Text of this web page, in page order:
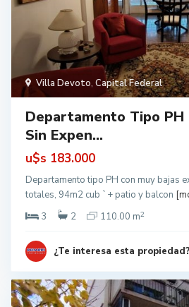
Villa Devoto, Capital Federal
Departamento Tipo PH
Sin Expen...
u$s 183.000
Departamento tipo PH con muy bajas
totales, 94m2 cub `+ patio y balcon
3
2 110.00 m2
¿Te interesa esta propiedad?